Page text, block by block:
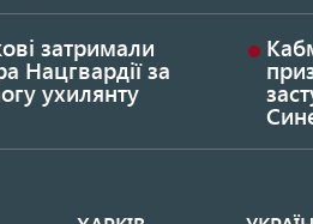
затримали
Нацгвардії за
ухилянту